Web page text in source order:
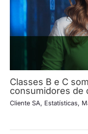
Classes B e C
consumidores de
Cliente SA, Estatísticas,